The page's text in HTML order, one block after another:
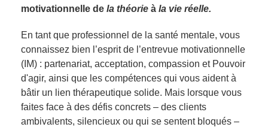
motivationnelle de la théorie à la vie réelle.
En tant que professionnel de la santé mentale, vous
connaissez bien l’esprit de l’entrevue motivationnelle
(IM) : partenariat, acceptation, compassion et Pouvoir
d'agir, ainsi que les compétences qui vous aident à
bâtir un lien thérapeutique solide. Mais lorsque vous
faites face à des défis concrets – des clients
ambivalents, silencieux ou qui se sentent bloqués –